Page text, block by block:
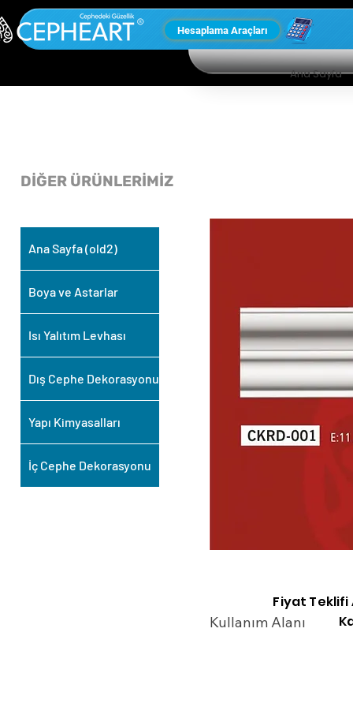
Hesaplama Araçları
Ana Sayfa
Kullanım Alanı
Fiyat Teklifi
Ana Sayfa (old2)
Boya ve Astarlar
Isı Yalıtım Levhası
Dış Cephe Dekorasyonu
Yapı Kimyasalları
İç Cephe Dekorasyonu
DİĞER ÜRÜNLERİMİZ